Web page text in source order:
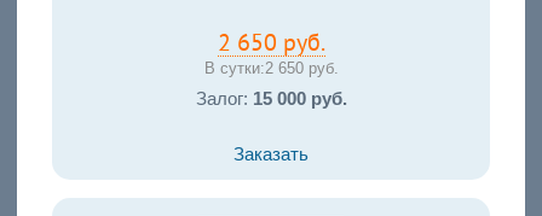
2 650 руб.
В сутки:2 650 руб.
Залог: 15 000 руб.
Заказать